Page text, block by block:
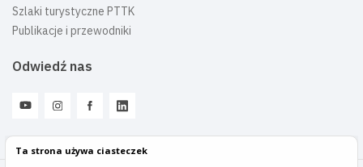
Ta strona używa ciasteczek
Szlaki turystyczne PTTK
Publikacje i przewodniki
Odwiedź nas